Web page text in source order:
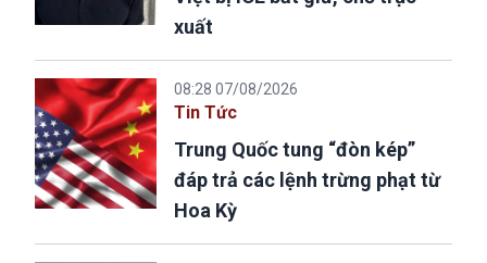
xuất
08:28 07/08/2026
Tin Tức
Trung Quốc tung “đòn kép”
đáp trả các lệnh trừng phạt từ
Hoa Kỳ